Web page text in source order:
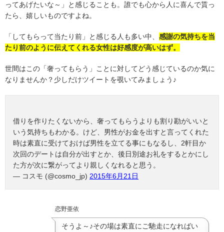
ってあげたいな～」と感じることも。誰でも心から人に喜んで貰っ
たら、嬉しいものですよね。
「してもらって当たり前」と感じる人も多い中、 感謝の気持ちを当
たり前のように伝えてくれる女性は好感度が高いはず。
世間はこの「奢ってもらう」ことに対してどう感じているのか気に
なりませんか？少しだけツイートを覗いてみましょう♪
借りを作りたくないから、奢ってもらうよりも割り勘がいいと
いう気持ちもわかる。けど、男性がお金を出すと言ってくれた
時は素直に受けておけば男性を立てる事にもなるし、2軒目か
次回のデートは自分が出すとか、後日別途お礼をするとかにし
た方が次に繋がってより親しくなれると思う。
— コスモ (@cosmo_jp) 2015年6月21日
恋野亜依
そうよ～♪その場は素直にご馳走になればい